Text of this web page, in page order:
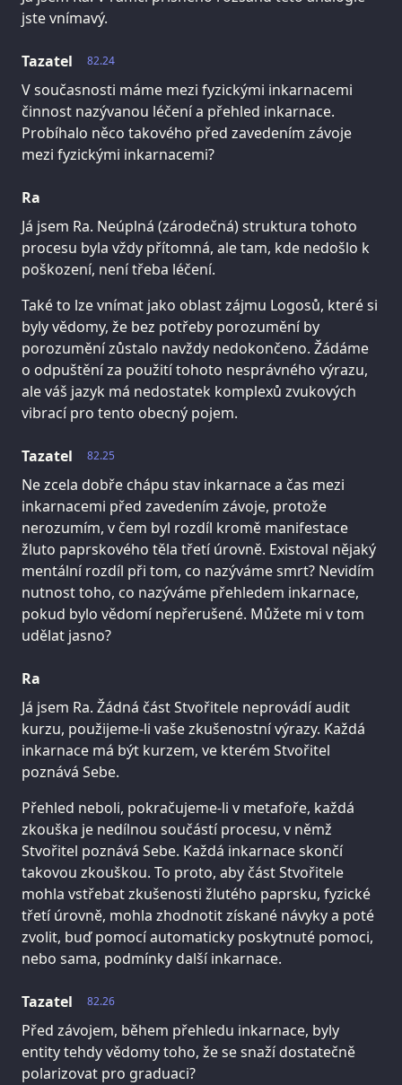
jste vnímavý.
82.24
Tazatel
V současnosti máme mezi fyzickými inkarnacemi
činnost nazývanou léčení a přehled inkarnace.
Probíhalo něco takového před zavedením závoje
mezi fyzickými inkarnacemi?
Ra
Já jsem Ra. Neúplná (zárodečná) struktura tohoto
procesu byla vždy přítomná, ale tam, kde nedošlo k
poškození, není třeba léčení.
Také to lze vnímat jako oblast zájmu Logosů, které si
byly vědomy, že bez potřeby porozumění by
porozumění zůstalo navždy nedokončeno. Žádáme
o odpuštění za použití tohoto nesprávného výrazu,
ale váš jazyk má nedostatek komplexů zvukových
vibrací pro tento obecný pojem.
82.25
Tazatel
Ne zcela dobře chápu stav inkarnace a čas mezi
inkarnacemi před zavedením závoje, protože
nerozumím, v čem byl rozdíl kromě manifestace
žluto paprskového těla třetí úrovně. Existoval nějaký
mentální rozdíl při tom, co nazýváme smrt? Nevidím
nutnost toho, co nazýváme přehledem inkarnace,
pokud bylo vědomí nepřerušené. Můžete mi v tom
udělat jasno?
Ra
Já jsem Ra. Žádná část Stvořitele neprovádí audit
kurzu, použijeme-li vaše zkušenostní výrazy. Každá
inkarnace má být kurzem, ve kterém Stvořitel
poznává Sebe.
Přehled neboli, pokračujeme-li v metafoře, každá
zkouška je nedílnou součástí procesu, v němž
Stvořitel poznává Sebe. Každá inkarnace skončí
takovou zkouškou. To proto, aby část Stvořitele
mohla vstřebat zkušenosti žlutého paprsku, fyzické
třetí úrovně, mohla zhodnotit získané návyky a poté
zvolit, buď pomocí automaticky poskytnuté pomoci,
nebo sama, podmínky další inkarnace.
82.26
Tazatel
Před závojem, během přehledu inkarnace, byly
entity tehdy vědomy toho, že se snaží dostatečně
polarizovat pro graduaci?